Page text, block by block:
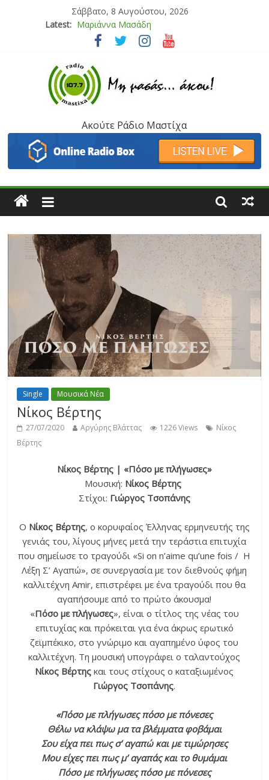
Σάββατο, 8 Αυγούστου, 2026
Latest: Μαριάννα Μασάδη
Τάνια Μπρεάζου
Μάνος Τρυπιάς & Γιώργος Στρατάκης
Ιορδάνης Αγαπητός
Ακούτε Ράδιο Μαστίχα
Single Μουσικά Νέα
Νίκος Βέρτης
27/07/2020 Αργύρης Βλάττας 1226 Views
Νίκος
Βέρτης
Νίκος Βέρτης | «Πόσο με πλήγωσες»
Μουσική: Νίκος Βέρτης
Στίχοι: Γιώργος Τσοπάνης
O Νίκος Βέρτης, ο κορυφαίος Έλληνας ερμηνευτής της
γενιάς του, λίγους μήνες μετά την τεράστια επιτυχία
που σημείωσε το τραγούδι «Si on n’aime qu’une fois / H
Λέξη Σ’ Αγαπώ», σε συνεργασία με τον διεθνούς φήμη
καλλιτέχνη Amir, επιστρέφει με ένα τραγούδι που θα
αγαπήσουμε από το πρώτο άκουσμα!
«Πόσο με πλήγωσες», είναι ο τίτλος της νέας του
επιτυχίας και πρόκειται για ένα άκρως ερωτικό
ζεϊμπέκικο, στο γνώριμο και αγαπημένο ύφος του
καλλιτέχνη. Τη μουσική υπογράφει ο ταλαντούχος
Νίκος Βέρτης και τους στίχους ο καταξιωμένος
Γιώργος Τσοπάνης.
«Πόσο με πλήγωσες πόσο με πόνεσες
Θέλω να κλάψω μα τα βλέμματα φοβάμαι
Σου είχα πει πως σ’ αγαπώ και με τιμώρησες
Μου είχες πει πως μ’ αγαπάς και το θυμάμαι
Πόσο με πλήγωσες πόσο με πόνεσες